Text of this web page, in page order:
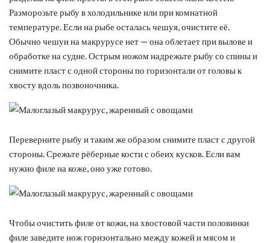
Разморозьте рыбу в холодильнике или при комнатной
температуре. Если на рыбе осталась чешуя, очистите её.
Обычно чешуи на макрурусе нет — она облетает при вылове и
обработке на судне. Острым ножом надрежьте рыбу со спины и
снимите пласт с одной стороны по горизонтали от головы к
хвосту вдоль позвоночника.
Переверните рыбу и таким же образом снимите пласт с другой
стороны. Срежьте рёберные кости с обеих кусков. Если вам
нужно филе на коже, оно уже готово.
Чтобы очистить филе от кожи, на хвостовой части половинки
филе заведите нож горизонтально между кожей и мясом и